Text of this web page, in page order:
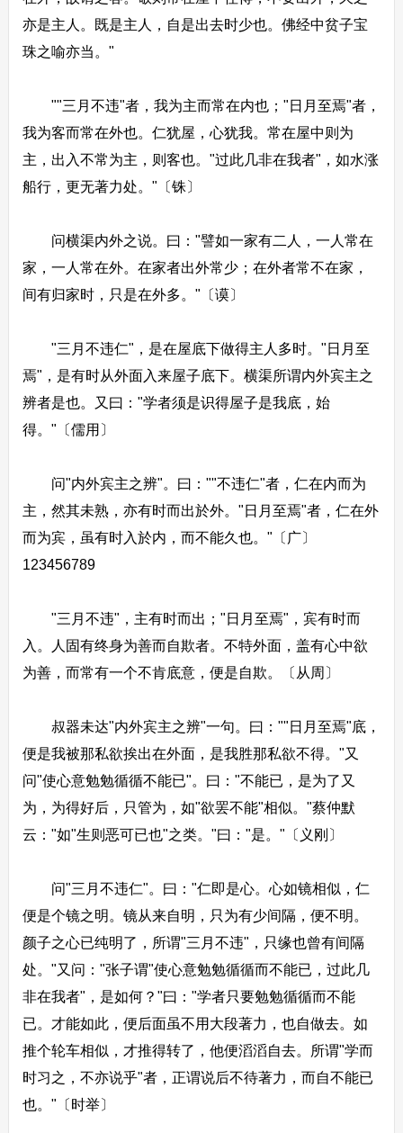
亦是主人。既是主人，自是出去时少也。佛经中贫子宝
珠之喻亦当。"
""三月不违"者，我为主而常在内也；"日月至焉"者，
我为客而常在外也。仁犹屋，心犹我。常在屋中则为
主，出入不常为主，则客也。"过此几非在我者"，如水涨
船行，更无著力处。"〔铢〕
问横渠内外之说。曰："譬如一家有二人，一人常在
家，一人常在外。在家者出外常少；在外者常不在家，
间有归家时，只是在外多。"〔谟〕
"三月不违仁"，是在屋底下做得主人多时。"日月至
焉"，是有时从外面入来屋子底下。横渠所谓内外宾主之
辨者是也。又曰："学者须是识得屋子是我底，始
得。"〔儒用〕
问"内外宾主之辨"。曰：""不违仁"者，仁在内而为
主，然其未熟，亦有时而出於外。"日月至焉"者，仁在外
而为宾，虽有时入於内，而不能久也。"〔广〕
123456789
"三月不违"，主有时而出；"日月至焉"，宾有时而
入。人固有终身为善而自欺者。不特外面，盖有心中欲
为善，而常有一个不肯底意，便是自欺。〔从周〕
叔器未达"内外宾主之辨"一句。曰：""日月至焉"底，
便是我被那私欲挨出在外面，是我胜那私欲不得。"又
问"使心意勉勉循循不能已"。曰："不能已，是为了又
为，为得好后，只管为，如"欲罢不能"相似。"蔡仲默
云："如"生则恶可已也"之类。"曰："是。"〔义刚〕
问"三月不违仁"。曰："仁即是心。心如镜相似，仁
便是个镜之明。镜从来自明，只为有少间隔，便不明。
颜子之心已纯明了，所谓"三月不违"，只缘也曾有间隔
处。"又问："张子谓"使心意勉勉循循而不能已，过此几
非在我者"，是如何？"曰："学者只要勉勉循循而不能
已。才能如此，便后面虽不用大段著力，也自做去。如
推个轮车相似，才推得转了，他便滔滔自去。所谓"学而
时习之，不亦说乎"者，正谓说后不待著力，而自不能已
也。"〔时举〕